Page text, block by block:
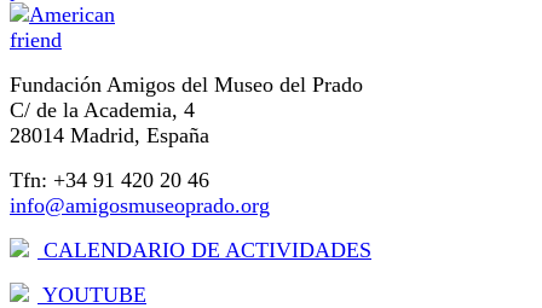
Fundación Amigos del Museo del Prado
C/ de la Academia, 4
28014 Madrid, España
Tfn: +34 91 420 20 46
info@amigosmuseoprado.org
CALENDARIO DE ACTIVIDADES
YOUTUBE